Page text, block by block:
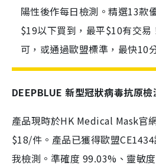
陽性後作每日檢測。精選13款
$19以下買到，最平$10有交易
可，或通過歐盟標準，最快10
DEEPBLUE 新型冠狀病毒抗原檢
產品現時於HK Medical Mask官
$18/件。產品已獲得歐盟
我檢測。準確度 99.03%、靈敏